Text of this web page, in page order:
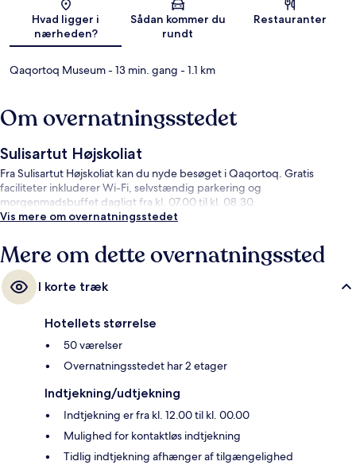
Kort
Hvad ligger i
nærheden?
Sådan kommer du
rundt
Restauranter
Qaqortoq Museum- 13 min. gang - 1.1 km
Om overnatningsstedet
Sulisartut Højskoliat
Fra Sulisartut Højskoliat kan du nyde besøget i Qaqortoq. Gratis
faciliteter inkluderer Wi-Fi, selvstændig parkering og
morgenmadsbuffet dagligt fra kl. 07.00 til kl. 08.30.
Vis mere om overnatningsstedet
Mere om dette overnatningssted
I korte træk
Hotellets størrelse
50 værelser
Overnatningsstedet har 2 etager
Indtjekning/udtjekning
Indtjekning er fra kl. 12.00 til kl. 00.00
Mulighed for kontaktløs indtjekning
Tidlig indtjekning afhænger af tilgængelighed